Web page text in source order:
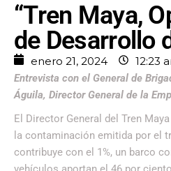
“Tren Maya,
de Desarrollo
enero 21, 2024 12:23
Entrevista con el General de
Águila, Director General de la
El Director General del Tren
la contaminación emitida por el
contribuye con el 1%, un barco